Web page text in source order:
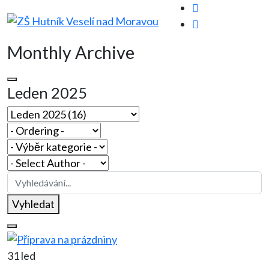
Monthly Archive
Leden 2025
Vyhledat
31 led